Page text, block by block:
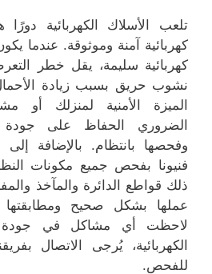
تلعب الأسلاك الكهربائية
كهربائية آمنة وموثوقة. عندما
كهربائية سليمة، يقل خطر
نشوب حريق بسبب زيادة
الميزة الأمنية لمنزلك أو
الضروري الحفاظ على جودة
وفحصها بانتظام. بالإضافة
فنيونا بفحص جميع مكونات
ذلك قواطع الدائرة والمآخذ
عملها بشكل صحيح ومطابقتها
لاحظت أي مشاكل في جودة
الكهربائية، يُرجى الاتصال
للفحص.